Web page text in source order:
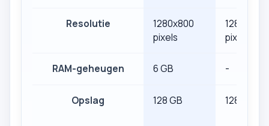
Resolutie
1280x800
pixels
1280x800
pixels
RAM-geheugen 6 GB -
Opslag 128 GB 128 GB